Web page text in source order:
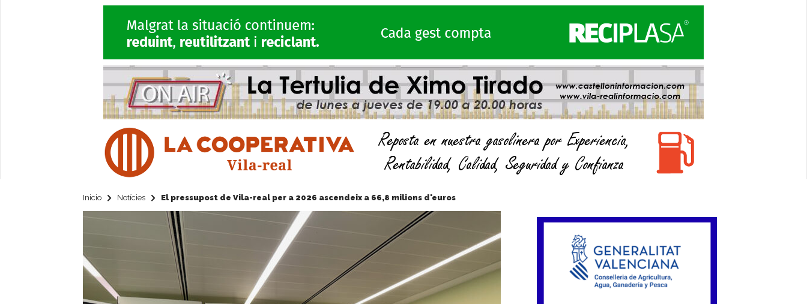
Inicio Notícies El pressupost de Vila-real per a 2026 ascendeix a 66,8 milions d'euros